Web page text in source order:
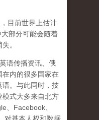
目前世界上估计
部分可能会随着
。
语传播资讯、俄
在内的很多国家在
语。与此同时，技
模式大多来自北方
、Facebook、